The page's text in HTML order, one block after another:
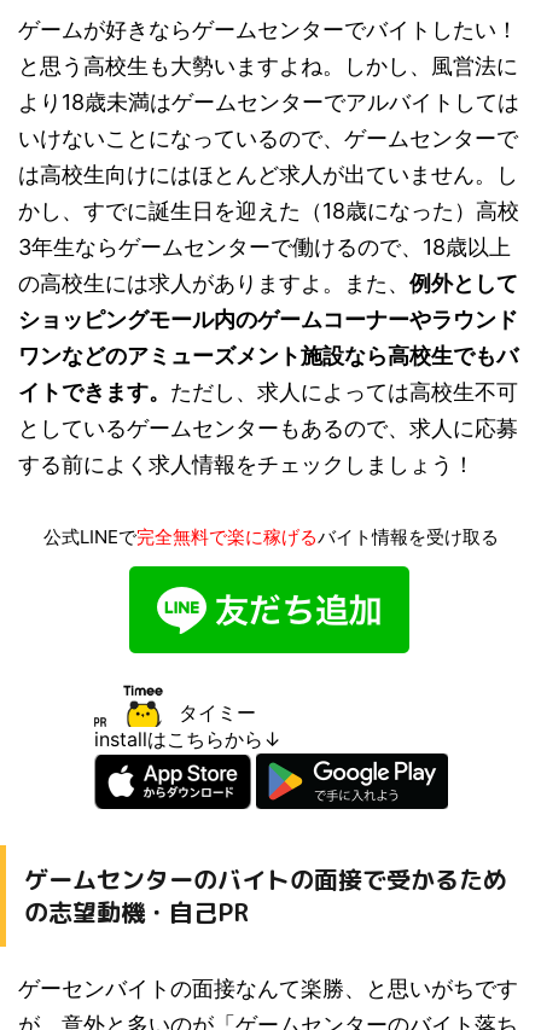
ゲームが好きならゲームセンターでバイトしたい！
と思う高校生も大勢いますよね。しかし、風営法に
より18歳未満はゲームセンターでアルバイトしては
いけないことになっているので、ゲームセンターで
は高校生向けにはほとんど求人が出ていません。し
かし、すでに誕生日を迎えた（18歳になった）高校
3年生ならゲームセンターで働けるので、18歳以上
の高校生には求人がありますよ。また、 例外として
ショッピングモール内のゲームコーナーやラウンド
ワンなどのアミューズメント施設なら高校生でもバ
イトできます。 ただし、求人によっては高校生不可
としているゲームセンターもあるので、求人に応募
する前によく求人情報をチェックしましょう！
公式LINEで完全無料で楽に稼げるバイト情報を受け取る
タイミー
installはこちらから↓
ゲームセンターのバイトの面接で受かるため
の志望動機・自己PR
ゲーセンバイトの面接なんて楽勝、と思いがちです
が、意外と多いのが「ゲームセンターのバイト落ち